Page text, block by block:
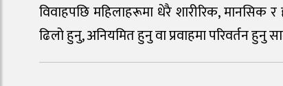
विवाहपछि महिलाहरूमा धेरै शारीरिक, मानसिक
ढिलो हुनु, अनियमित हुनु वा प्रवाहमा परिवर्तन हुनु